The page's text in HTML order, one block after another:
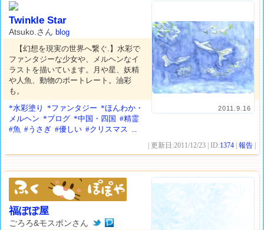
2011.9.16
Twinkle Star
Atsuko.さんblog
【幻想を現実の世界へ繋ぐ.】水彩で
ファンタジーな少女や、メルヘンなイ
ラストを描いています。月や星、妖精
や人魚、動物のポートレート。油彩
も。
*水彩塗り
*ファンタジー *ほんわか・
メルヘン *ブログ *中国・四国 #精霊
#魚 #うさぎ #優しい #クリスマス ...
| 更新日:2011/12/23 | ID:1374 |報告
福ぽぽ屋
ごろろ&モスポンさん